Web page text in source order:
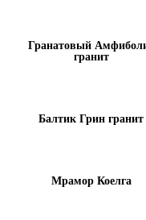
Гранатовый
гранит
Балтик Грин гранит
Мрамор Коелга